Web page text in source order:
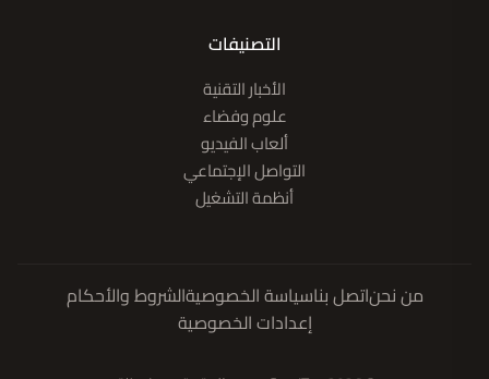
التصنيفات
الأخبار التقنية
علوم وفضاء
ألعاب الفيديو
التواصل الإجتماعي
أنظمة التشغيل
من نحناتصل بناسياسة الخصوصيةالشروط والأحكام
إعدادات الخصوصية